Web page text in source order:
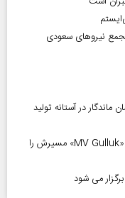
نیروهای سعودی
در آستانه تولید
حمله پهپادی به کشتی ترکیه‌ای در دریای سیاه؛ «MV Gulluk» مسیرش را
می شود